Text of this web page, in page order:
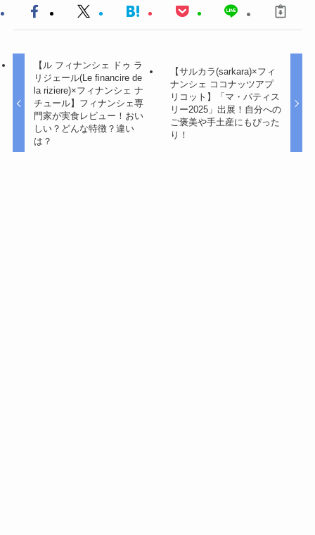
【ル フィナンシェ ドゥ ラ
リジェール(Le ﬁnancire de
la riziere)×フィナンシェ ナ
チュール】フィナンシェ専
門家が実食レビュー！おい
しい？どんな特徴？違い
は？
【サルカラ(sarkara)×フィ
ナンシェ ココナッツアプ
リコット】「マ・パティス
リー2025」出展！自分への
ご褒美や手土産にもぴった
り！